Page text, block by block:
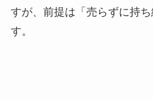
すが、前提は「売らずに持
す。